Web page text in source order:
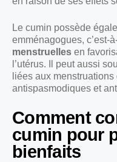
Le cumin possède
emménagogues, c’est-
menstruelles en
l’utérus. Il peut aussi
liées aux
antispasmodiques et
Comment
cumin pour
bienfaits